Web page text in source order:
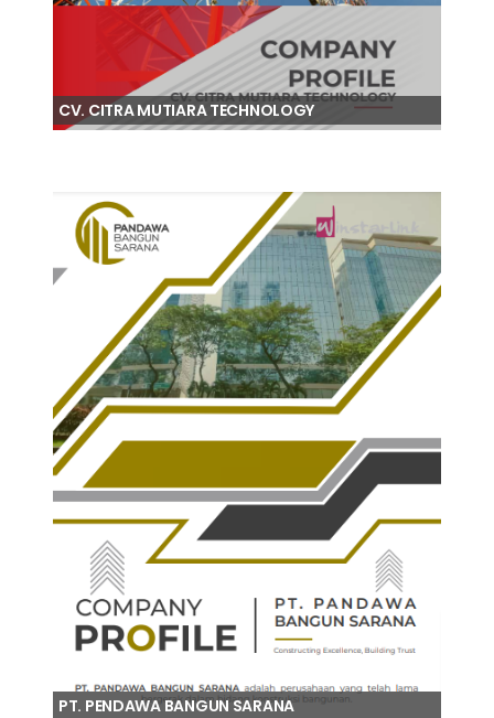
CV. CITRA MUTIARA TECHNOLOGY
PT. PENDAWA BANGUN SARANA